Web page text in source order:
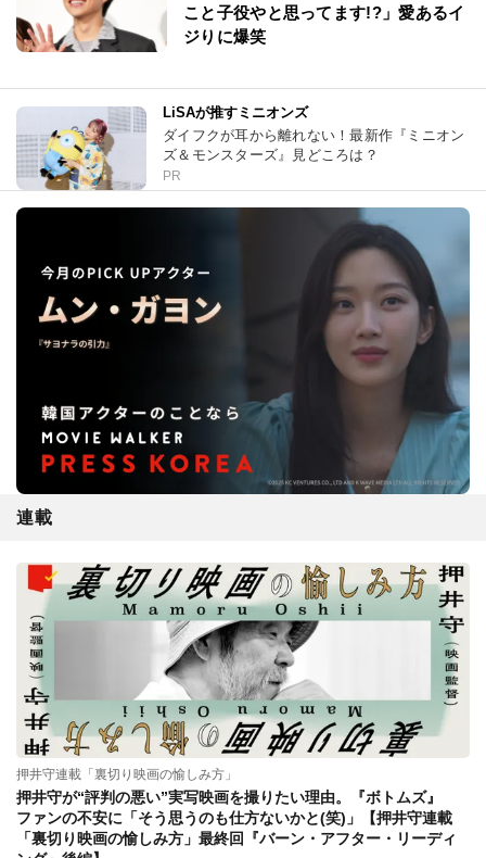
こと子役やと思ってます!?」愛あるイ
ジりに爆笑
LiSAが推すミニオンズ
ダイフクが耳から離れない！最新作『ミニオン
ズ＆モンスターズ』見どころは？
PR
連載
押井守連載「裏切り映画の愉しみ方」
押井守が“評判の悪い”実写映画を撮りたい理由。『ボトムズ』
ファンの不安に「そう思うのも仕方ないかと(笑)」【押井守連載
「裏切り映画の愉しみ方」最終回『バーン・アフター・リーディ